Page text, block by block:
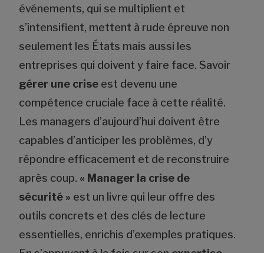
événements, qui se multiplient et
s’intensifient, mettent à rude épreuve non
seulement les États mais aussi les
entreprises qui doivent y faire face. Savoir
gérer une criseest devenu une
compétence cruciale face à cette réalité.
Les managers d’aujourd’hui doivent être
capables d’anticiper les problèmes, d’y
répondre efficacement et de reconstruire
après coup. « Manager la crise de
sécurité » est un livre qui leur offre des
outils concrets et des clés de lecture
essentielles, enrichis d’exemples pratiques.